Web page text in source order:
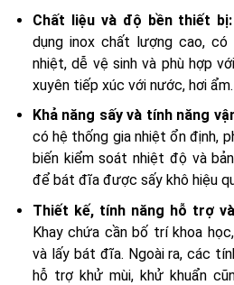
Chất liệu và độ bền thiết bị:
dụng inox chất lượng cao, có
nhiệt, dễ vệ sinh và phù hợp
xuyên tiếp xúc với nước, hơi ẩm.
Khả năng sấy và tính năng
có hệ thống gia nhiệt ổn định,
biến kiểm soát nhiệt độ và
để bát đĩa được sấy khô hiệu
Thiết kế, tính năng hỗ trợ
Khay chứa cần bố trí khoa
và lấy bát đĩa. Ngoài ra, các
hỗ trợ khử mùi, khử khuẩn